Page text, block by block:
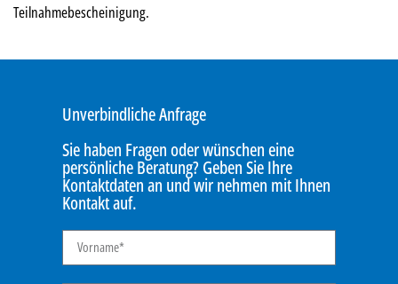
Teilnahmebescheinigung.
Unverbindliche Anfrage
Sie haben Fragen oder wünschen eine
persönliche Beratung? Geben Sie Ihre
Kontaktdaten an und wir nehmen mit Ihnen
Kontakt auf.